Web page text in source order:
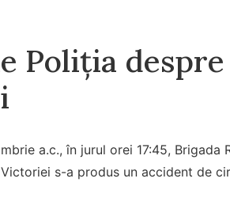
Poliția
a.c., în jurul orei 17:45,
s-a produs un accident de